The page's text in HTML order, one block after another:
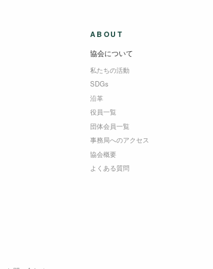
ABOUT
協会について
私たちの活動
SDGs
沿革
役員一覧
団体会員一覧
事務局へのアクセス
協会概要
よくある質問